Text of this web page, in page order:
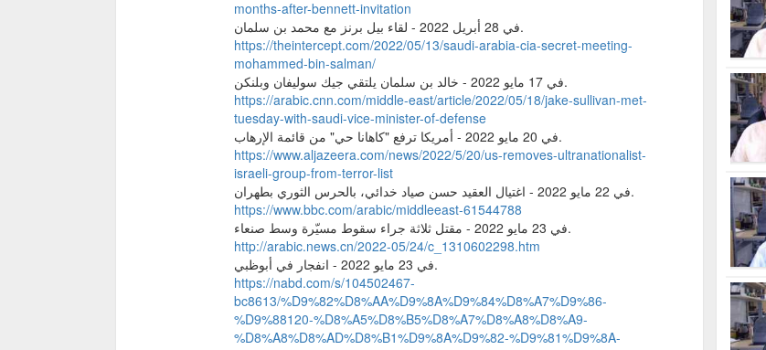
months-after-bennett-invitation
في 28 أبريل 2022 - لقاء بيل برنز مع محمد بن سلمان.
https://theintercept.com/2022/05/13/saudi-arabia-cia-secret-meeting-
mohammed-bin-salman/
في 17 مايو 2022 - خالد بن سلمان يلتقي جيك سوليفان وبلنكن.
https://arabic.cnn.com/middle-east/article/2022/05/18/jake-sullivan-met-
tuesday-with-saudi-vice-minister-of-defense
في 20 مايو 2022 - أمريكا ترفع "كاهانا حي" من قائمة الإرهاب.
https://www.aljazeera.com/news/2022/5/20/us-removes-ultranationalist-
israeli-group-from-terror-list
في 22 مايو 2022 - اغتيال العقيد حسن صياد خدائي، بالحرس الثوري بطهران.
https://www.bbc.com/arabic/middleeast-61544788
في 23 مايو 2022 - مقتل ثلاثة جراء سقوط مسيّرة وسط صنعاء.
http://arabic.news.cn/2022-05/24/c_1310602298.htm
في 23 مايو 2022 - انفجار في أبوظبي.
https://nabd.com/s/104502467-
bc8613/%D9%82%D8%AA%D9%8A%D9%84%D8%A7%D9%86-
%D9%88120-%D8%A5%D8%B5%D8%A7%D8%A8%D8%A9-
%D8%A8%D8%AD%D8%B1%D9%8A%D9%82-%D9%81%D9%8A-